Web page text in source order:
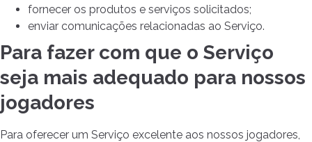
fornecer os produtos e serviços solicitados;
enviar comunicações relacionadas ao Serviço.
Para fazer com que o Serviço
seja mais adequado para nossos
jogadores
Para oferecer um Serviço excelente aos nossos jogadores,